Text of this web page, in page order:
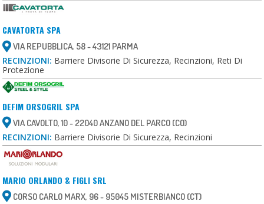
CAVATORTA SPA
VIA REPUBBLICA, 58 - 43121 PARMA
RECINZIONI: Barriere Divisorie Di Sicurezza, Recinzioni, Reti Di
Protezione
DEFIM ORSOGRIL SPA
VIA CAVOLTO, 10 - 22040 ANZANO DEL PARCO (CO)
RECINZIONI: Barriere Divisorie Di Sicurezza, Recinzioni
MARIO ORLANDO & FIGLI SRL
CORSO CARLO MARX, 96 - 95045 MISTERBIANCO (CT)